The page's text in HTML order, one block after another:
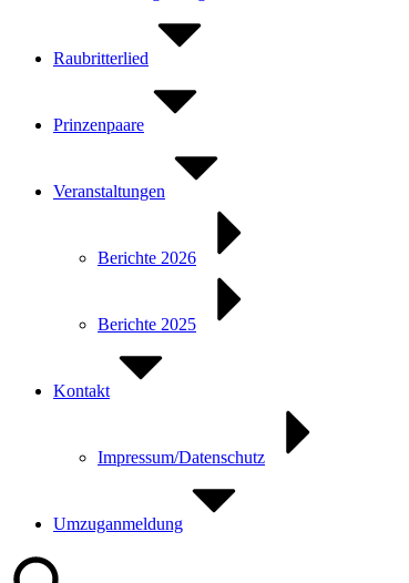
Raubritterlied
Prinzenpaare
Veranstaltungen
Berichte 2026
Berichte 2025
Kontakt
Impressum/Datenschutz
Umzuganmeldung